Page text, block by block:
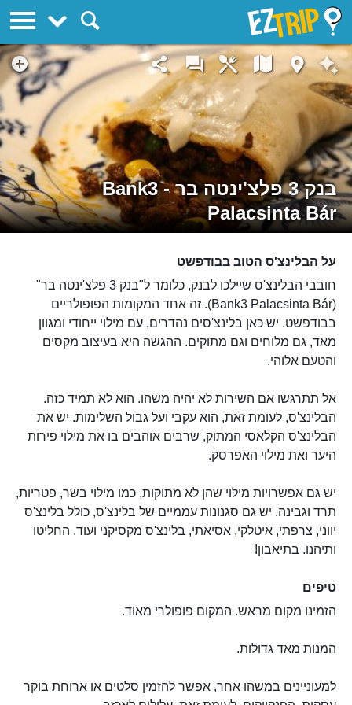
בנק 3 פלצ'ינטה בר - Bank3
Palacsinta Bár
על הבלינצ'ס הטוב בבודפשט
חובבי הבלינצ'ס שיילכו לבנק, כלומר ל"בנק 3 פלצ'ינטה בר"
(Bank3 Palacsinta Bár). זה אחד המקומות הפופולריים
בבודפשט. יש כאן בלינצ'סים נהדרים, עם מילוי ייחודי ומגוון
מאד, גם מלוחים וגם מתוקים. ההגשה היא בעיצוב מקסים
והטעם אלוהי.
אל תתרגשו אם השירות לא יהיה משהו. הוא לא תמיד כזה.
הבלינצ'ס, לעומת זאת, הוא עקבי ועל גבול השלימות. יש את
הבלינצ'ס הקלאסי המתוק, שרבים אוהבים בו את מילוי פירות
היער ואת מילוי האפרסק.
יש גם אפשרויות מילוי שהן לא מתוקות, כמו מילוי בשר, פטריות,
תרד וגבינה. יש גם סגנונות עממיים של בלינצ'ס, כולל בלינצ'ס
יווני, צרפתי, איטלקי, אסיאתי, בלינצ'ס מקסיקני ועוד. החליטו
ותיהנו. בתיאבון!
טיפים
הזמינו מקום מראש. המקום פופולרי מאוד.
המנות מאד גדולות.
למעוניינים במשהו אחר, אפשר להזמין סלטים או ארוחת בוקר
EZTrip